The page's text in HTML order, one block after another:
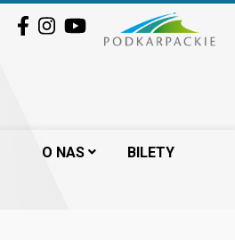
FacebookInstagramYouTube
O NAS BILETY